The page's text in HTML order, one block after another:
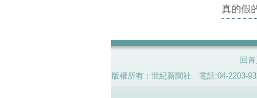
真的假
回
版權所有：世紀新聞社 電話:04-2203-